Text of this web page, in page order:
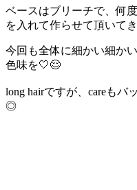
ベースはブリーチで、何
を入れて作らせて頂いて
今回も全体に細かい細か
色味を🤍😌
long hairですが、careもバ
◎